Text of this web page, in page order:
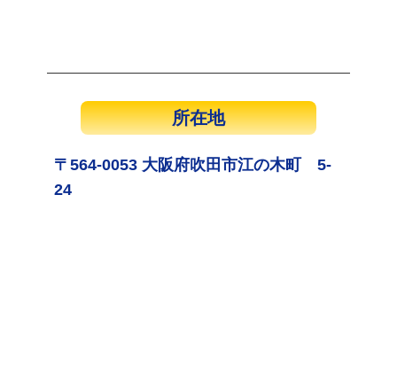
所在地
〒564-0053 大阪府吹田市江の木町 5-
24